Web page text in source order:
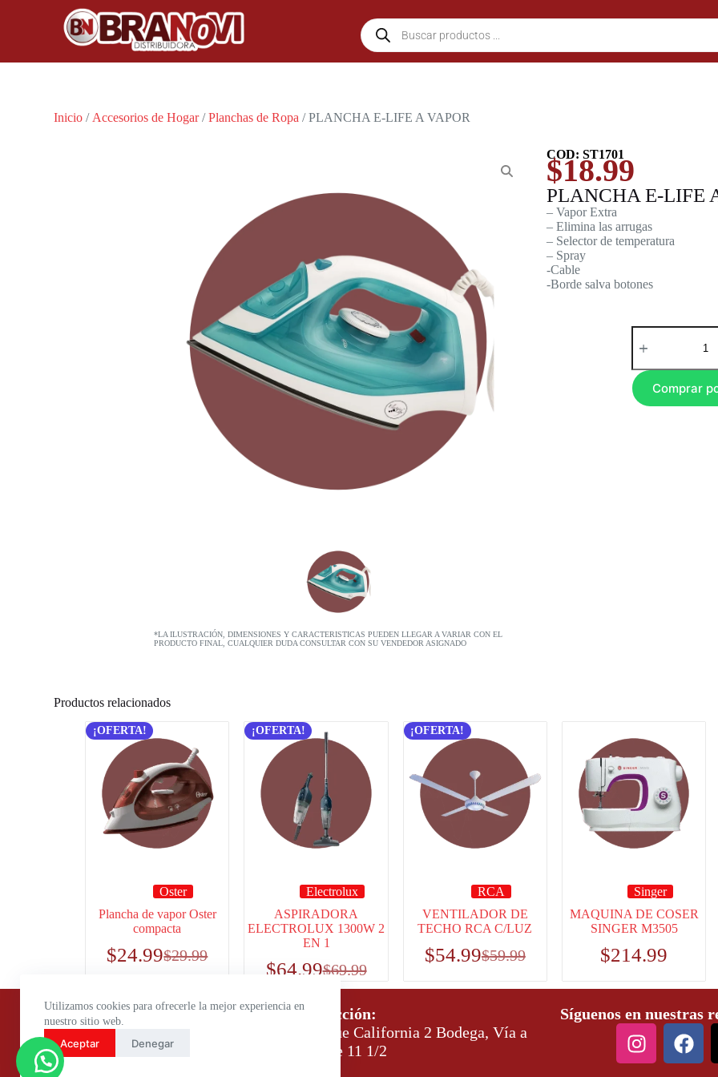
Utilizamos cookies para ofrecerle la mejor experiencia en
nuestro sitio web.
Aceptar Denegar
Inicio / Accesorios de Hogar/Planchas de Ropa / PLANCHA E-LIFE A VAPOR
*LA ILUSTRACIÓN, DIMENSIONES Y CARACTERISTICAS PUEDEN LLEGAR A VARIAR CON EL
PRODUCTO FINAL, CUALQUIER DUDA CONSULTAR CON SU VENDEDOR ASIGNADO
COD: ST1701
$18.99
PLANCHA E-LIFE
– Vapor Extra
– Elimina las arrugas
– Selector de temperatura
– Spray
-Cable
-Borde salva botones
Comprar
Productos relacionados
¡OFERTA!
Oster
Plancha de vapor Oster
compacta
$29.99
$24.99
¡OFERTA!
Electrolux
ASPIRADORA
ELECTROLUX 1300W 2
EN 1
$69.99
$64.99
¡OFERTA!
RCA
VENTILADOR DE
TECHO RCA C/LUZ
$59.99
$54.99
Singer
MAQUINA DE COSER
SINGER M3505
$214.99
Horario de atención:
Lunes a Viernes: 9:00 – 18:00
Sábados: 9:00 – 14:00
Dirección:
Parque California 2 Bodega, Vía a
Daule 11 1/2
Síguenos en nuestras